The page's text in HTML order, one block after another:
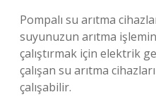
Pompalı su arıtma
suyunuzun arıtma
çalıştırmak için elektrik
çalışan su arıtma
çalışabilir.